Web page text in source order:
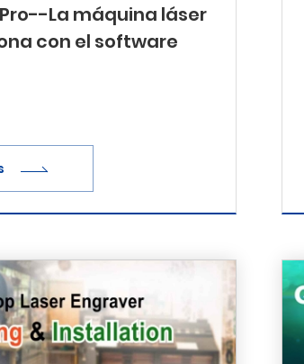
La máquina láser
con el software